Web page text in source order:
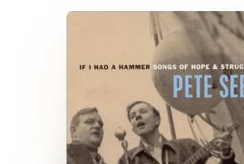
お知らせ
会社情報